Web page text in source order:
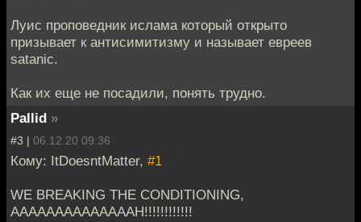
Луис проповедник ислама который открыто
призывает к антисимитизму и называет евреев
satanic.
Как их еще не посадили, понять трудно.
Pallid »
#3 | 06.12.20 09:36
Кому: ItDoesntMatter, #1
WE BREAKING THE CONDITIONING,
AAAAAAAAAAAAAAH!!!!!!!!!!!!